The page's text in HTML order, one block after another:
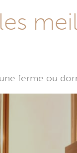
ferme ou